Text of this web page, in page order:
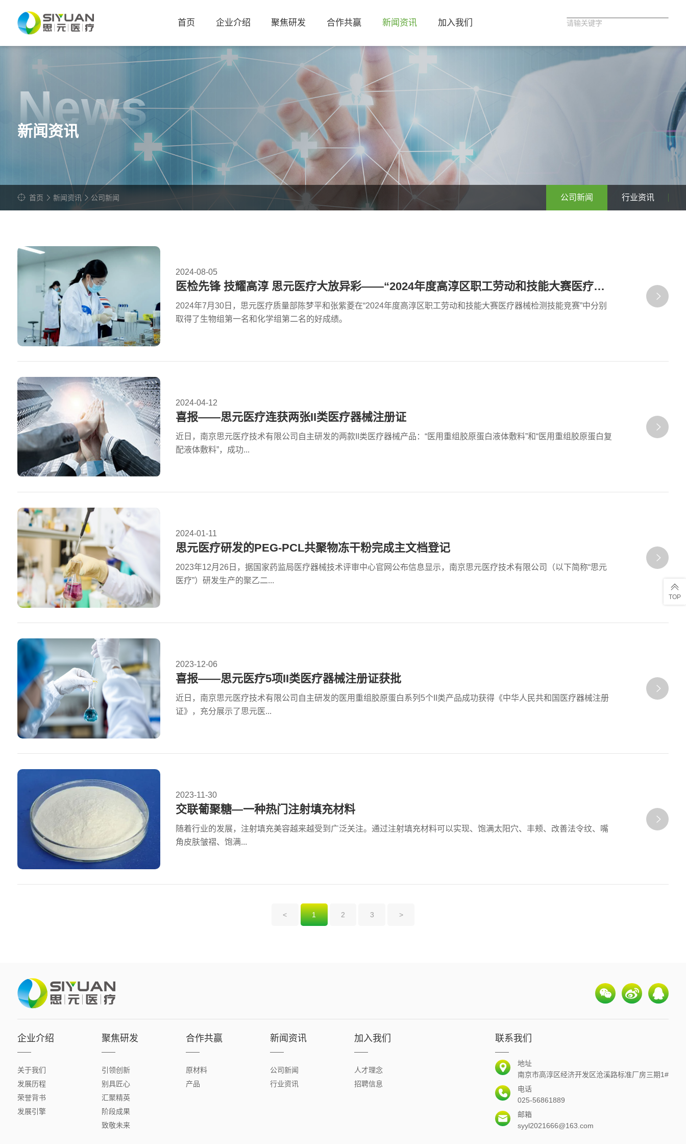
首页 企业介绍
发展历程
荣誉背书
发展引擎
聚焦研发
引领创新
别具匠心
汇聚精英
阶段成果
合作共赢
原材料
产品
新闻资讯
公司新闻
行业资讯
加入我们
News
新闻资讯
首页 新闻资讯 公司新闻 公司新闻 行业资讯
2024-08-05
医检先锋 技耀高淳 思元医疗大放异彩——“2024年度高淳区职工劳动和技能大赛医疗器械检测技能竞赛”圆满落幕
2024年7月30日，思元医疗质量部陈梦平和张紫菱在“2024年度高淳区职工劳动和技能大赛医疗器械检测技能竞赛”中分别
取得了生物组第一名和化学组第二名的好成绩。
2024-04-12
喜报——思元医疗连获两张II类医疗器械注册证
近日，南京思元医疗技术有限公司自主研发的两款II类医疗器械产品：“医用重组胶原蛋白液体敷料”和“医用重组胶原蛋白复
配液体敷料”，成功...
2024-01-11
思元医疗研发的PEG-PCL共聚物冻干粉完成主文档登记
2023年12月26日，据国家药监局医疗器械技术评审中心官网公布信息显示，南京思元医疗技术有限公司（以下简称“思元
医疗”）研发生产的聚乙二...
2023-12-06
喜报——思元医疗5项II类医疗器械注册证获批
近日，南京思元医疗技术有限公司自主研发的医用重组胶原蛋白系列5个II类产品成功获得《中华人民共和国医疗器械注册
证》，充分展示了思元医...
2023-11-30
交联葡聚糖—一种热门注射填充材料
随着行业的发展，注射填充美容越来越受到广泛关注。通过注射填充材料可以实现、饱满太阳穴、丰颊、改善法令纹、嘴
角皮肤皱褶、饱满...
< 1 2 3 >
TOP
企业介绍
关于我们
发展历程
荣誉背书
发展引擎
聚焦研发
引领创新
别具匠心
汇聚精英
阶段成果
致敬未来
合作共赢
原材料
产品
新闻资讯
公司新闻
行业资讯
加入我们
人才理念
招聘信息
联系我们
地址
南京市高淳区经济开发区沧溪路标准厂房三期1#
电话
025-56861889
邮箱
syyl2021666@163.com